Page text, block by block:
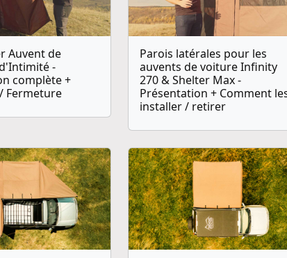
Auvent de
-
complète +
Fermeture
Parois latérales pour les
auvents de voiture Infinity
270 & Shelter Max -
Présentation + Comment
installer / retirer